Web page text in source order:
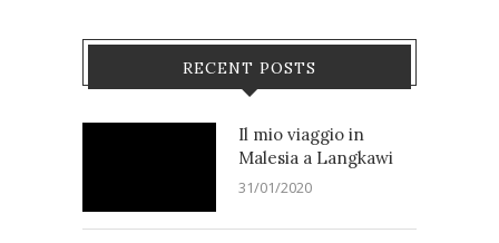
RECENT POSTS
Il mio viaggio in
Malesia a Langkawi
31/01/2020